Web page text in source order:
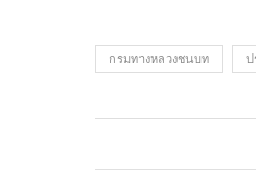
กรมทางหลวงชนบท ป